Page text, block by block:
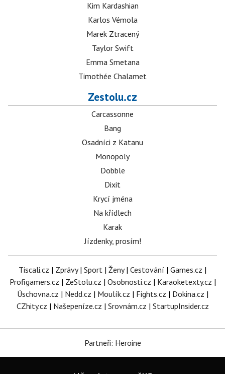
Kim Kardashian
Karlos Vémola
Marek Ztracený
Taylor Swift
Emma Smetana
Timothée Chalamet
Zestolu.cz
Carcassonne
Bang
Osadníci z Katanu
Monopoly
Dobble
Dixit
Krycí jména
Na křídlech
Karak
Jízdenky, prosím!
Tiscali.cz | Zprávy| Sport | Ženy| Cestování | Games.cz |
Profigamers.cz | ZeStolu.cz | Osobnosti.cz | Karaoketexty.cz |
Úschovna.cz | Nedd.cz | Moulík.cz | Fights.cz | Dokina.cz |
CZhity.cz | Našepeníze.cz | Srovnám.cz | StartupInsider.cz
Partneři: Heroine